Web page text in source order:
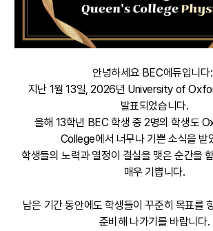
안녕하세요 BEC에듀입니다
지난 1월 13일, 2026년 University of
발표되었습니다.
올해 13학년 BEC 학생 중 2명의 학생도
College에서 너무나 기쁜 소식을 받
학생들의 노력과 열정이 결실을 맺은 순간을
매우 기쁩니다.
남은 기간 동안에도 학생들이 꾸준히 목표를
준비해 나가기를 바랍니다.